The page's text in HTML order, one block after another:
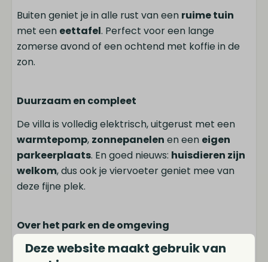
Buiten geniet je in alle rust van een ruime tuin
met een eettafel. Perfect voor een lange
zomerse avond of een ochtend met koffie in de
zon.
Duurzaam en compleet
De villa is volledig elektrisch, uitgerust met een
warmtepomp, zonnepanelen en een eigen
parkeerplaats. En goed nieuws: huisdieren zijn
welkom, dus ook je viervoeter geniet mee van
deze fijne plek.
Over het park en de omgeving
MarinaPark Beach Resort Soal ligt pal aan het
Deze website maakt gebruik van